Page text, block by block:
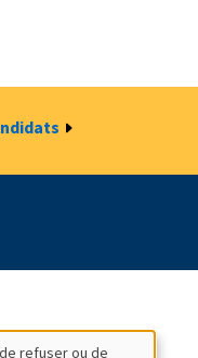
refuser ou de